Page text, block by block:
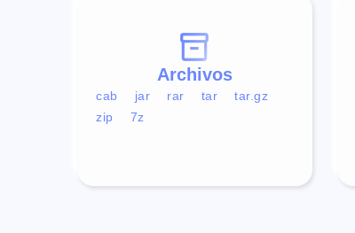
Archivos
cab jar rar tar
tar.gz
zip
7z